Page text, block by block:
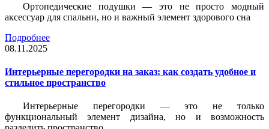
Ортопедические подушки — это не просто модный
аксессуар для спальни, но и важный элемент здорового сна
Подробнее
08.11.2025
Интерьерные перегородки на заказ: как создать удобное и
стильное пространство
Интерьерные перегородки — это не только
функциональный элемент дизайна, но и возможность